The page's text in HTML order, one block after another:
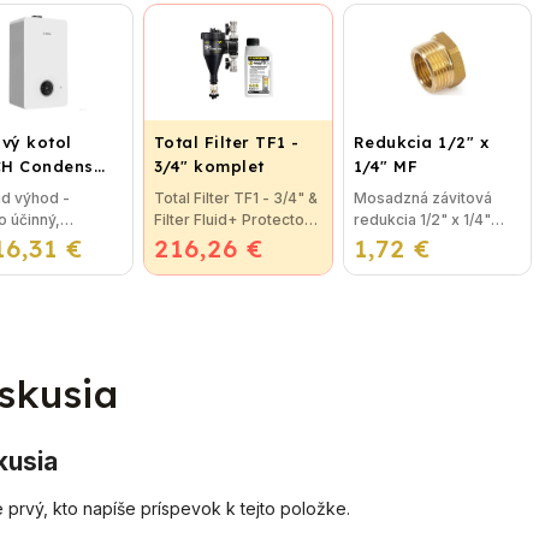
kód:...
a podlahové kúrenie.
Tlak max. 10 bar a
teplota...
ku klimatizačnému...
kotol
Condens
24 P -
kotol
€
výhod -
účinný,
úsporný -
ovládaný LCD
Total Filter TF1 -
3/4" komplet
216,26 €
Total Filter TF1 - 3/4" &
Filter Fluid+ Protector
Prevratná novinka
vo filtrácií vykurovacej
Redukcia 1/2" x
1/4" MF
1,72 €
Mosadzná závitová
redukcia 1/2" x 1/4"
MF je najpoužívanejší
spoj na oceľové
prvý, kto napíše príspevok k tejto položke.